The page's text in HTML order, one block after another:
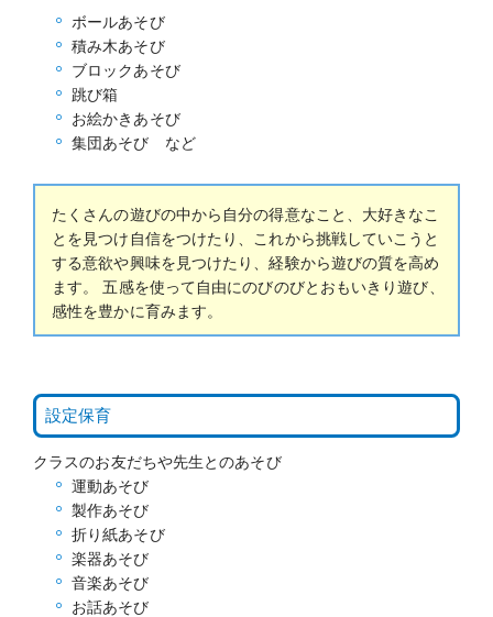
ボールあそび
積み木あそび
ブロックあそび
跳び箱
お絵かきあそび
集団あそび など
たくさんの遊びの中から自分の得意なこと、大好きなこ
とを見つけ自信をつけたり、これから挑戦していこうと
する意欲や興味を見つけたり、経験から遊びの質を高め
ます。 五感を使って自由にのびのびとおもいきり遊び、
感性を豊かに育みます。
設定保育
クラスのお友だちや先生とのあそび
運動あそび
製作あそび
折り紙あそび
楽器あそび
音楽あそび
お話あそび